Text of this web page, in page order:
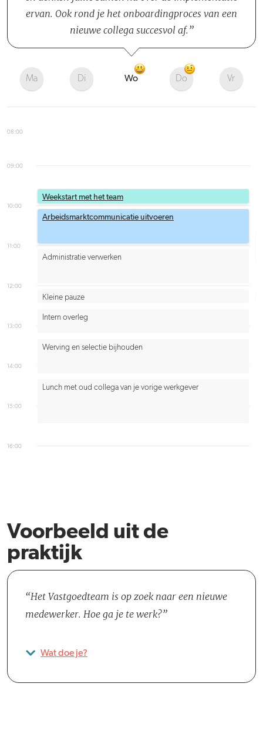
ervan. Ook rond je het onboardingproces van een
nieuwe collega succesvol af.
Ma Di Wo Do Vr
08:00
09:00
10:00
11:00
12:00
13:00
14:00
15:00
16:00
Weekstart met het team
Arbeidsmarktcommunicatie uitvoeren
Kleine pauze
Administratie verwerken
Werving en selectie bijhouden
Intern overleg
Lunch met oud collega van je vorige werkgever
Voorbeeld uit de
praktijk
Het Vastgoedteam is op zoek naar een nieuwe
medewerker. Hoe ga je te werk?
Wat doe je?